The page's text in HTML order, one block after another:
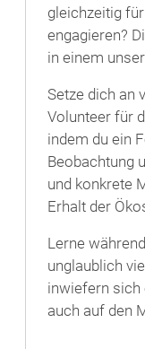
gleichzeitig
engagieren?
in einem
Setze dich an
Volunteer für
indem du ein
Beobachtung
und konkrete
Erhalt der
Lerne
unglaublich
inwiefern sich
auch auf den